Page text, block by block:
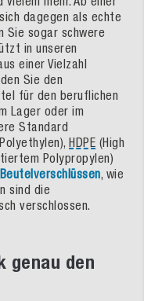
dagegen als echte
Sie sogar schwere
in unseren
einer Vielzahl
Sie den
für den beruflichen
Lager oder im
Standard
HDPE (High
Polypropylen)
Beutelverschlüssen, wie
sind die
verschlossen.
genau den